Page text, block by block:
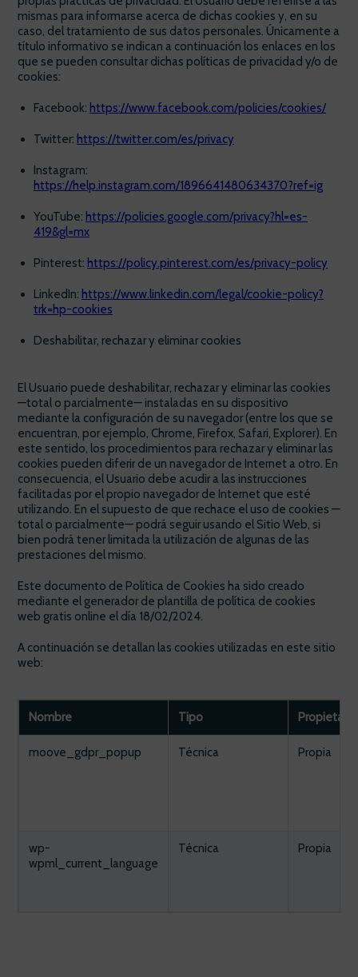
mismas para informarse acerca de dichas cookies y, en su
caso, del tratamiento de sus datos personales. Únicamente a
título informativo se indican a continuación los enlaces en los
que se pueden consultar dichas políticas de privacidad y/o de
cookies:
Facebook: https://www.facebook.com/policies/cookies/
Twitter: https://twitter.com/es/privacy
Instagram:
https://help.instagram.com/1896641480634370?ref=ig
YouTube: https://policies.google.com/privacy?hl=es-
419&gl=mx
Pinterest: https://policy.pinterest.com/es/privacy-policy
LinkedIn: https://www.linkedin.com/legal/cookie-policy?
trk=hp-cookies
Deshabilitar, rechazar y eliminar cookies
El Usuario puede deshabilitar, rechazar y eliminar las cookies
—total o parcialmente— instaladas en su dispositivo
mediante la configuración de su navegador (entre los que se
encuentran, por ejemplo, Chrome, Firefox, Safari, Explorer). En
este sentido, los procedimientos para rechazar y eliminar las
cookies pueden diferir de un navegador de Internet a otro. En
consecuencia, el Usuario debe acudir a las instrucciones
facilitadas por el propio navegador de Internet que esté
utilizando. En el supuesto de que rechace el uso de cookies —
total o parcialmente— podrá seguir usando el Sitio Web, si
bien podrá tener limitada la utilización de algunas de las
prestaciones del mismo.
Este documento de Política de Cookies ha sido creado
mediante el generador de plantilla de política de cookies
web gratis online el día 18/02/2024.
A continuación se detallan las cookies utilizadas en este sitio
web:
Nombre Tipo Propietario
moove_gdpr_popup Técnica Propia
wp-
wpml_current_language
Técnica Propia